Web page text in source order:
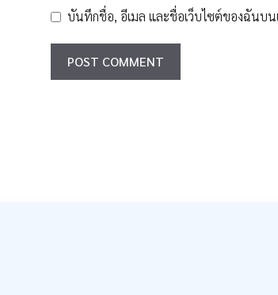
บันทึกชื่อ, อีเมล และชื่อเว็บไซต์ของฉันบน